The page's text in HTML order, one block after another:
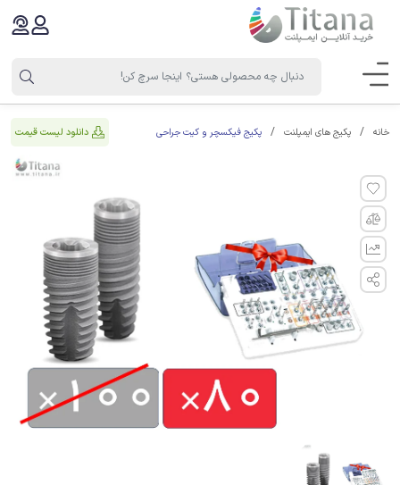
خانه پکیج های ایمپلنت پکیج فیکسچر و کیت جراحی دانلود لیست قیمت